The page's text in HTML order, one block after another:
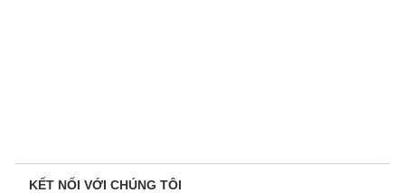
KẾT NỐI VỚI CHÚNG TÔI